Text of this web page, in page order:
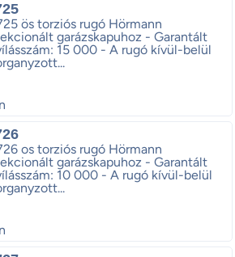
ös torziós rugó Hörmann
garázskapuhoz - Garantált
15 000 - A rugó kívül-belül
os torziós rugó Hörmann
garázskapuhoz - Garantált
10 000 - A rugó kívül-belül